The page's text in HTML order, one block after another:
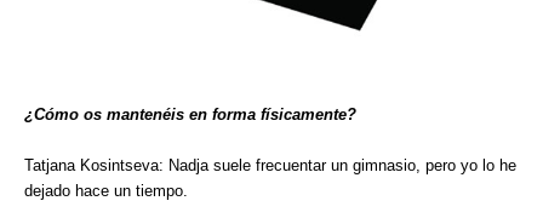
¿Cómo os mantenéis en forma físicamente?
Tatjana Kosintseva: Nadja suele frecuentar un gimnasio, pero yo lo he
dejado hace un tiempo.